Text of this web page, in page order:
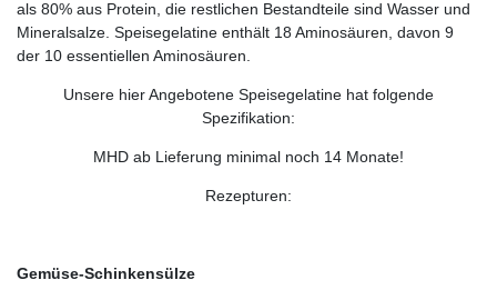
als 80% aus Protein, die restlichen Bestandteile sind Wasser und
Mineralsalze. Speisegelatine enthält 18 Aminosäuren, davon 9
der 10 essentiellen Aminosäuren.
Unsere hier Angebotene Speisegelatine hat folgende
Spezifikation:
MHD ab Lieferung minimal noch 14 Monate!
Rezepturen:
Gemüse-Schinkensülze